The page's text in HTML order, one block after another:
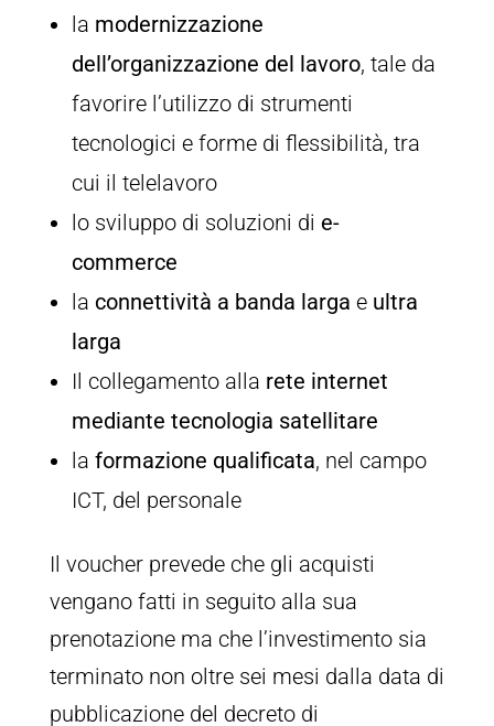
la modernizzazione
dell’organizzazione del lavoro, tale da
favorire l’utilizzo di strumenti
tecnologici e forme di flessibilità, tra
cui il telelavoro
lo sviluppo di soluzioni di e-
commerce
la connettività a banda larga e ultra
larga
Il collegamento alla rete internet
mediante tecnologia satellitare
la formazione qualificata, nel campo
ICT, del personale
Il voucher prevede che gli acquisti
vengano fatti in seguito alla sua
prenotazione ma che l’investimento sia
terminato non oltre sei mesi dalla data di
pubblicazione del decreto di